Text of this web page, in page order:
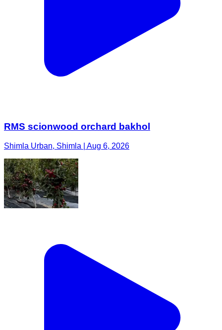
RMS scionwood orchard bakhol
Shimla Urban, Shimla | Aug 6, 2026